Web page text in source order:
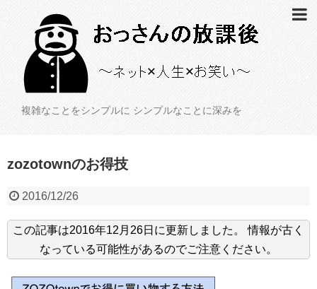
複雑なことをシンプルに シンプルなことに深みを
zozotownのお得技
2016/12/26
この記事は2016年12月26日 に更新しました。
情報が古く
なっている可能性があるのでご注意ください。